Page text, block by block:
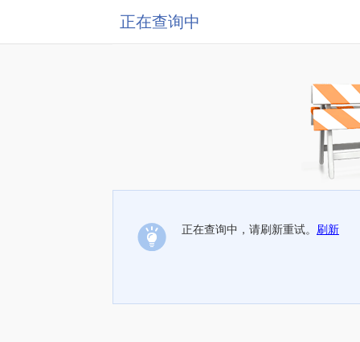
正在查询中
正在查询中，请刷新重试。 刷新